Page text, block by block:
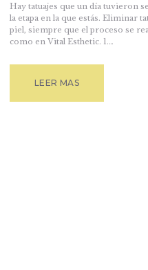
Hay tatuajes que un día tuvieron
la etapa en la que estás. Eliminar
piel, siempre que el proceso se
como en Vital Esthetic. 1.…
LEER MAS